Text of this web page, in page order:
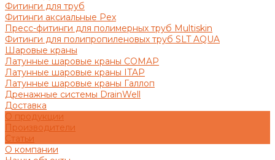
Фитинги для труб
Фитинги аксиальные Pex
Пресс-фитинги для полимерных труб Multiskin
Фитинги для полипропиленовых труб SLT AQUA
Шаровые краны
Латунные шаровые краны COMAP
Латунные шаровые краны ITAP
Латунные шаровые краны Галлоп
Дренажные системы DrainWell
Доставка
О продукции
Производители
Статьи
О компании